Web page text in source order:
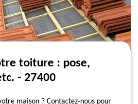
toiture : pose,
- 27400
maison ? Contactez-nous pour